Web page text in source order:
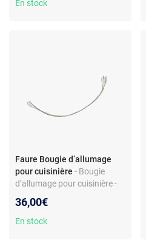
En stock
Faure Bougie d’allumage
pour cuisinière - Bougie
d’allumage pour cuisinière -
Faure et Electrolux -
Remplacement allumeur
36,00€
En stock